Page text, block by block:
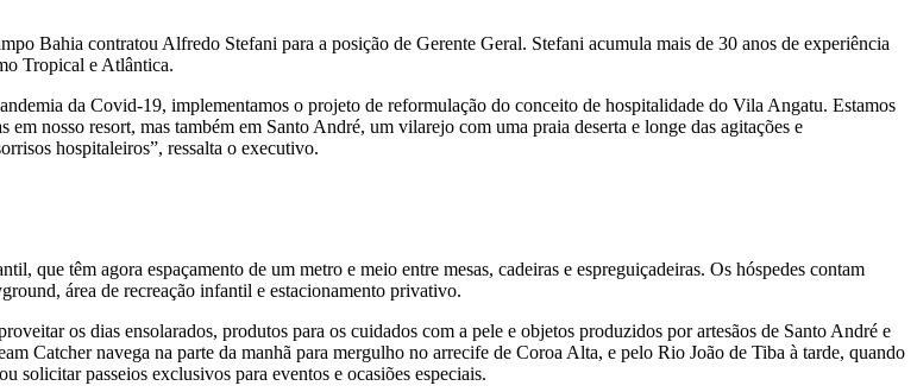
Bahia contratou Alfredo Stefani para a posição de Gerente Geral. Stefani acumula mais de 30 anos de experiência
Tropical e Atlântica.
da Covid-19, implementamos o projeto de reformulação do conceito de hospitalidade do Vila Angatu. Estamos
nosso resort, mas também em Santo André, um vilarejo com uma praia deserta e longe das agitações e
hospitaleiros”, ressalta o executivo.
que têm agora espaçamento de um metro e meio entre mesas, cadeiras e espreguiçadeiras. Os hóspedes contam
área de recreação infantil e estacionamento privativo.
os dias ensolarados, produtos para os cuidados com a pele e objetos produzidos por artesãos de Santo André e
Catcher navega na parte da manhã para mergulho no arrecife de Coroa Alta, e pelo Rio João de Tiba à tarde, quando
solicitar passeios exclusivos para eventos e ocasiões especiais.